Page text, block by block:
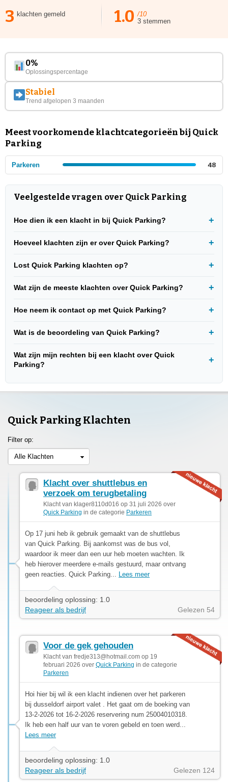
3 klachten gemeld 1.0 /10
3 stemmen
0%
Oplossingspercentage
Stabiel
Trend afgelopen 3 maanden
Meest voorkomende klachtcategorieën bij Quick
Parking
Parkeren 48
Veelgestelde vragen over Quick Parking
Hoe dien ik een klacht in bij Quick Parking?
Hoeveel klachten zijn er over Quick Parking?
Lost Quick Parking klachten op?
Wat zijn de meeste klachten over Quick Parking?
Hoe neem ik contact op met Quick Parking?
Wat is de beoordeling van Quick Parking?
Wat zijn mijn rechten bij een klacht over Quick
Parking?
Quick Parking Klachten
Filter op:
Alle Klachten
Klacht over shuttlebus en
verzoek om terugbetaling
Klacht van klager8110d016 op 31 juli 2026 over
Quick Parking in de categorie Parkeren
Op 17 juni heb ik gebruik gemaakt van de shuttlebus
van Quick Parking. Bij aankomst was de bus vol,
waardoor ik meer dan een uur heb moeten wachten. Ik
heb hierover meerdere e-mails gestuurd, maar ontvang
geen reacties. Quick Parking... Lees meer
beoordeling oplossing: 1.0
Reageer als bedrijf
Gelezen 54
Voor de gek gehouden
Klacht van fredje313@hotmail.com op 19
februari 2026 over Quick Parking in de categorie
Parkeren
Hoi hier bij wil ik een klacht indienen over het parkeren
bij dusseldorf airport valet . Het gaat om de boeking van
13-2-2026 tot 16-2-2026 reservering num 25004010318.
Ik heb een half uur van te voren gebeld en toen werd...
Lees meer
beoordeling oplossing: 1.0
Reageer als bedrijf
Gelezen 124